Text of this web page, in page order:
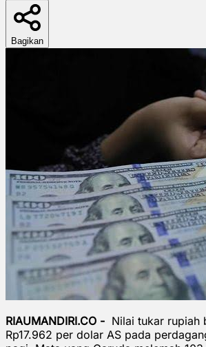
Bagikan
RIAUMANDIRI.CO - Nilai tukar rupiah
Rp17.962 per dolar AS pada